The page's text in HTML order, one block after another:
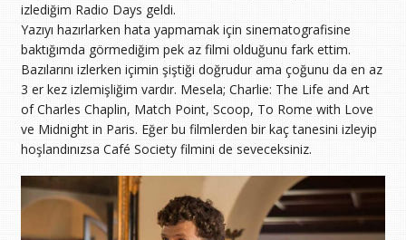
izlediğim Radio Days geldi.
Yazıyı hazırlarken hata yapmamak için sinematografisine
baktığımda görmediğim pek az filmi olduğunu fark ettim.
Bazılarını izlerken içimin şiştiği doğrudur ama çoğunu da en az
3 er kez izlemişliğim vardır. Mesela; Charlie: The Life and Art
of Charles Chaplin, Match Point, Scoop, To Rome with Love
ve Midnight in Paris. Eğer bu filmlerden bir kaç tanesini izleyip
hoşlandınızsa Café Society filmini de seveceksiniz.